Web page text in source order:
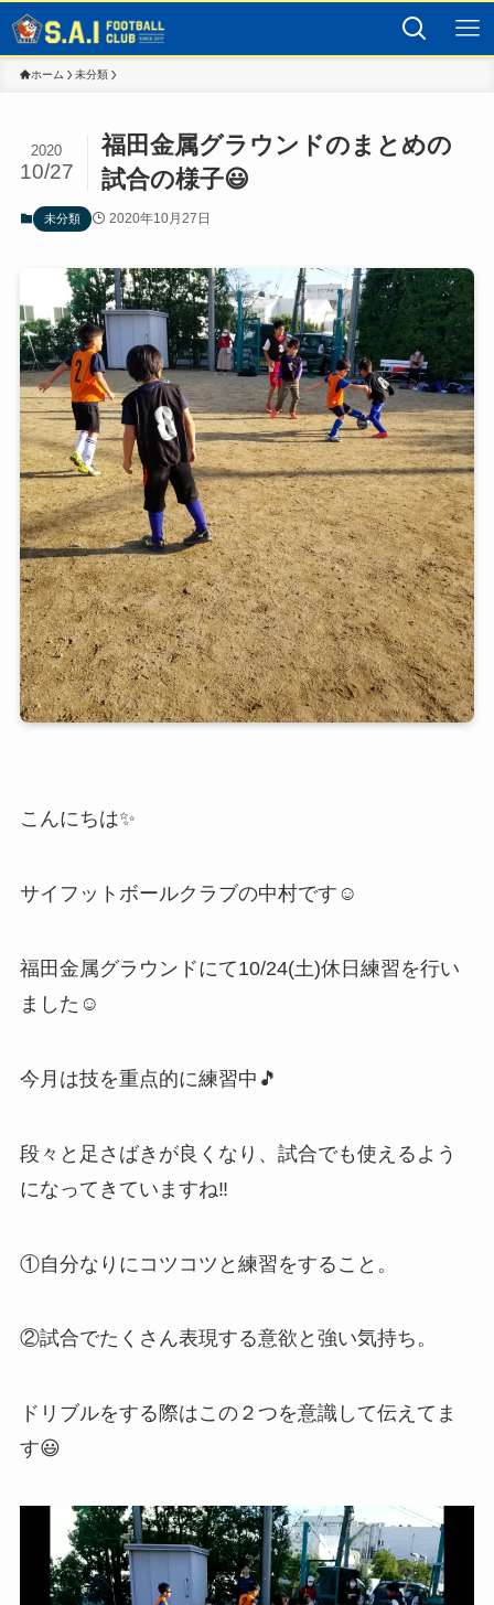
ホーム 未分類
福田金属グラウンドのまとめの
試合の様子😃
2020
10/27
未分類 2020年10月27日
こんにちは✨
サイフットボールクラブの中村です☺️
福田金属グラウンドにて10/24(土)休日練習を行い
ました☺
今月は技を重点的に練習中🎵
段々と足さばきが良くなり、試合でも使えるよう
になってきていますね‼
①自分なりにコツコツと練習をすること。
②試合でたくさん表現する意欲と強い気持ち。
ドリブルをする際はこの２つを意識して伝えてま
す😃